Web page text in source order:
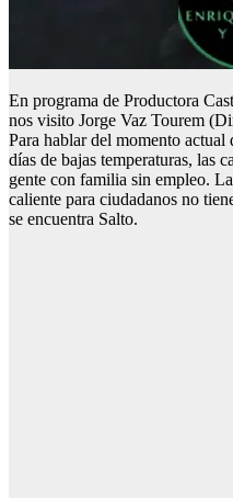
En programa de Productora
nos visito Jorge Vaz Tourem
Para hablar del momento
días de bajas temperaturas, las
gente con familia sin empleo.
caliente para ciudadanos no
se encuentra Salto.